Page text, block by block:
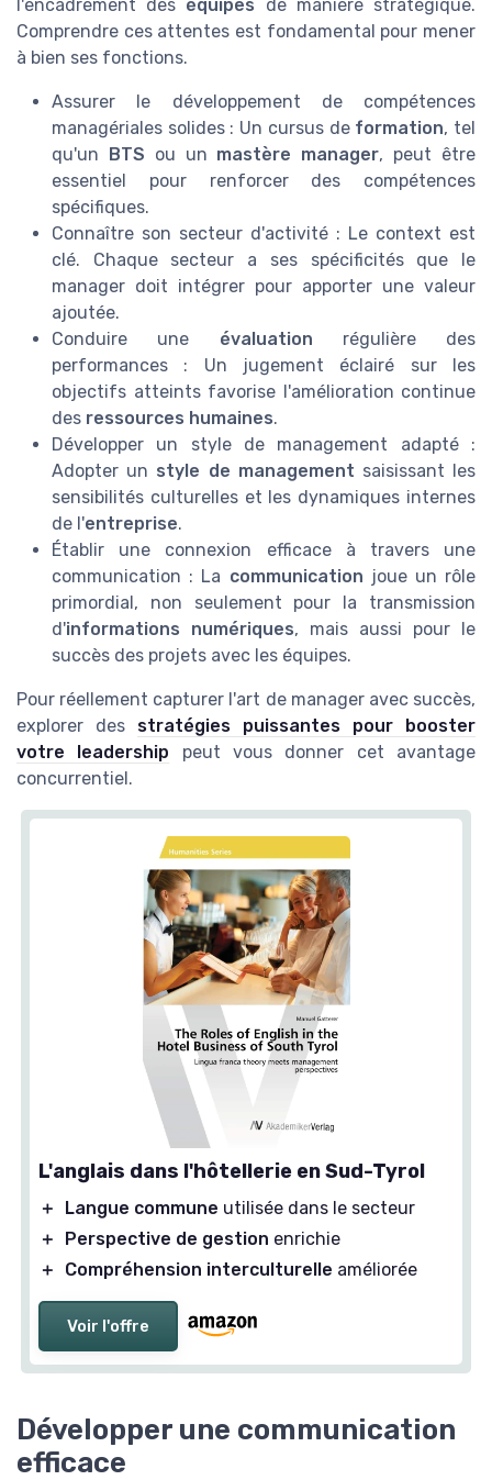
l'encadrement des équipes de manière stratégique.
Comprendre ces attentes est fondamental pour mener
à bien ses fonctions.
Assurer le développement de compétences
managériales solides : Un cursus de formation, tel
qu'un
BTS ou un mastère manager, peut être
essentiel pour renforcer des compétences
spécifiques.
Connaître son secteur d'activité : Le context est
clé. Chaque secteur a ses spécificités que le
manager doit intégrer pour apporter une valeur
ajoutée.
Conduire une évaluation régulière des
performances : Un jugement éclairé sur les
objectifs atteints favorise l'amélioration continue
des ressources humaines.
Développer un style de management adapté :
Adopter un style de management saisissant les
sensibilités culturelles et les dynamiques internes
de l'entreprise.
Établir une connexion efficace à travers une
communication : La communication joue un rôle
primordial, non seulement pour la transmission
d'informations numériques, mais aussi pour le
succès des projets avec les équipes.
Pour réellement capturer l'art de manager avec succès,
explorer des stratégies puissantes pour booster
votre leadership peut vous donner cet avantage
concurrentiel.
L'anglais dans l'hôtellerie en Sud-Tyrol
＋ Langue commune utilisée dans le secteur
＋
Perspective de gestion enrichie
＋
Compréhension interculturelle améliorée
Voir l'offre
Développer une communication
efficace